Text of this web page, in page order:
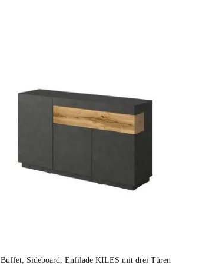
Buffet, Sideboard, Enfilade KILES mit drei Türen